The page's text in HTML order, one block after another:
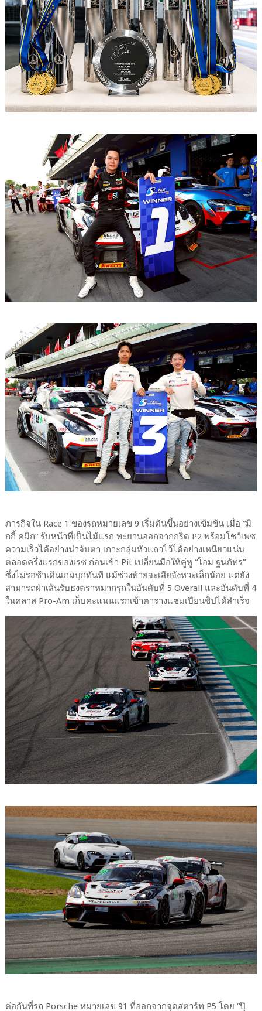
ภารกิจใน Race 1 ของรถหมายเลข 9 เริ่มต้นขึ้นอย่างเข้มข้น เมื่อ “มิ
กกี้ คมิก” รับหน้าที่เป็นไม้แรก ทะยานออกจากกริด P2 พร้อมโชว์เพซ
ความเร็วได้อย่างน่าจับตา เกาะกลุ่มหัวแถวไว้ได้อย่างเหนียวแน่น
ตลอดครึ่งแรกของเรซ ก่อนเข้า Pit เปลี่ยนมือให้คู่หู​ “โอม ฐนภัทร”
ซึ่งไม่รอช้าเดินเกมบุกทันที แม้ช่วงท้ายจะเสียจังหวะเล็กน้อย แต่ยัง
สามารถฝ่าเส้นรับธงตราหมากรุกในอันดับที่ 5 Overall และอันดับที่ 4
ในคลาส Pro-Am เก็บคะแนนแรกเข้าตารางแชมเปียนชิปได้สำเร็จ
ต่อกันที่รถ Porsche หมายเลข 91 ที่ออกจากจุดสตาร์ท P5 โดย “ปุ๊